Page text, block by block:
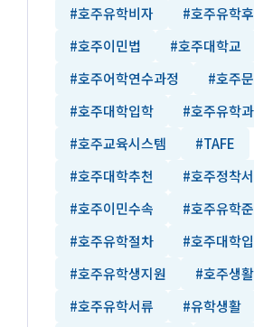
#호주유학비자
#호주유학
#호주이민법
#호주대학교
#호주어학연수과정
#호주
#호주대학입학
#호주유학
#호주교육시스템
#TAFE
#호주대학추천
#호주정착
#호주이민수속
#호주유학
#호주유학절차
#호주대학
#호주유학생지원
#호주생
#호주유학서류
#유학생활